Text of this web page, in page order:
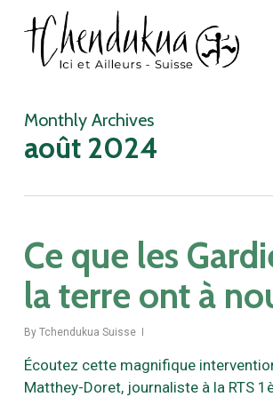
Monthly Archives
août 2024
Ce que les
la terre ont à
By Tchendukua Suisse
Écoutez cette magnifique
Matthey-Doret, journaliste à la RTS